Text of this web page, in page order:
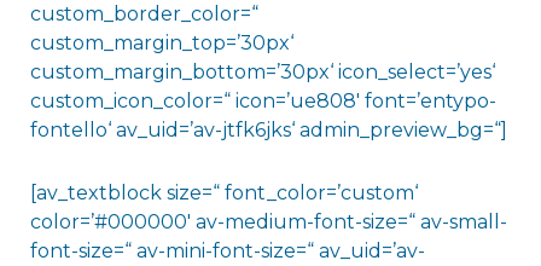
custom_border_color=“
custom_margin_top=’30px‘
custom_margin_bottom=’30px‘ icon_select=’yes‘
custom_icon_color=“ icon=’ue808′ font=’entypo-
fontello‘ av_uid=’av-jtfk6jks‘ admin_preview_bg=“]
[av_textblock size=“ font_color=’custom‘
color=’#000000′ av-medium-font-size=“ av-small-
font-size=“ av-mini-font-size=“ av_uid=’av-